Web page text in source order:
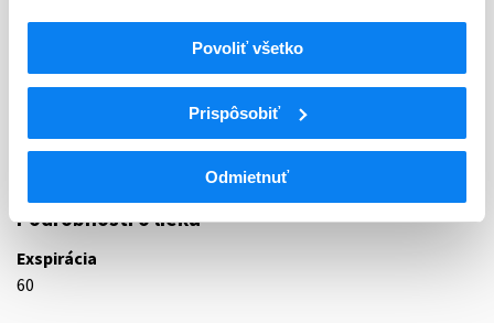
Povoliť všetko
Prispôsobiť
Odmietnuť
ATC
Centrálna nervová sústava
N02
Analgetiká
Iné analgetiká a antipyretiká
N02BE01
Paracetamol
Podrobnosti o lieku
Exspirácia
60